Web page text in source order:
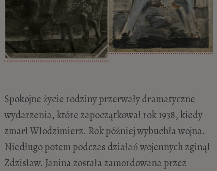
Spokojne życie rodziny przerwały dramatyczne
wydarzenia, które zapoczątkował rok 1938, kiedy
zmarł Włodzimierz. Rok później wybuchła wojna.
Niedługo potem podczas działań wojennych zginął
Zdzisław. Janina została zamordowana przez